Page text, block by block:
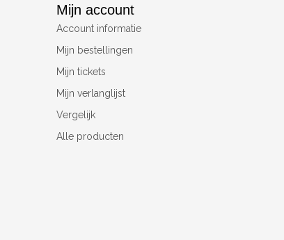
Mijn account
Account informatie
Mijn bestellingen
Mijn tickets
Mijn verlanglijst
Vergelijk
Alle producten